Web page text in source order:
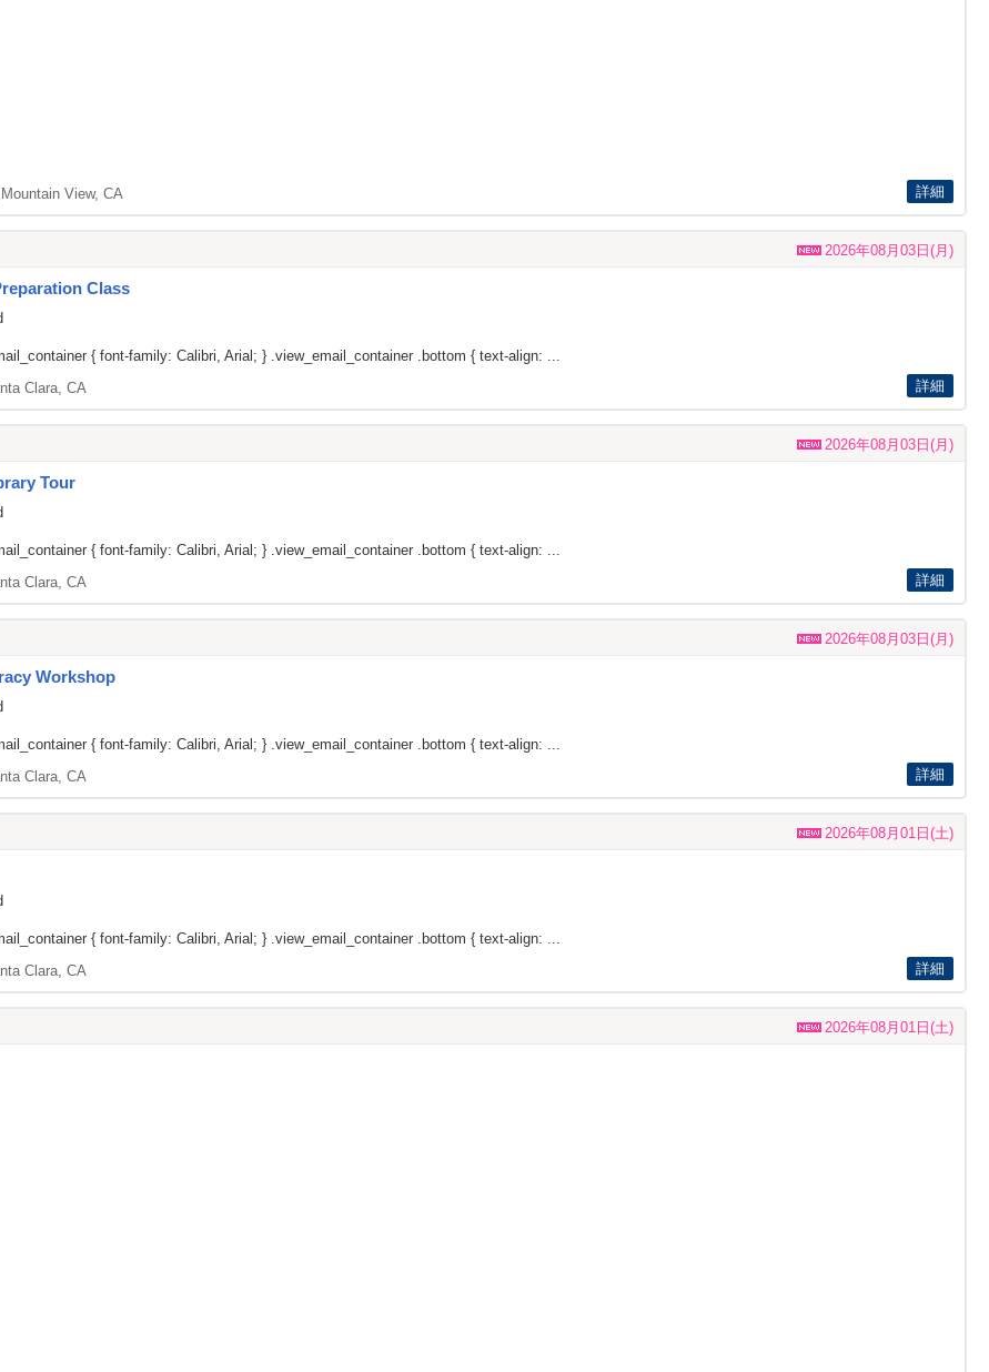
Mountain View, CA 詳細
2026年08月03日(月)
Class
{ font-family: Calibri, Arial; } .view_email_container .bottom { text-align: ...
Clara, CA 詳細
2026年08月03日(月)
Tour
{ font-family: Calibri, Arial; } .view_email_container .bottom { text-align: ...
Clara, CA 詳細
2026年08月03日(月)
Workshop
{ font-family: Calibri, Arial; } .view_email_container .bottom { text-align: ...
Clara, CA 詳細
2026年08月01日(土)
{ font-family: Calibri, Arial; } .view_email_container .bottom { text-align: ...
Clara, CA 詳細
2026年08月01日(土)